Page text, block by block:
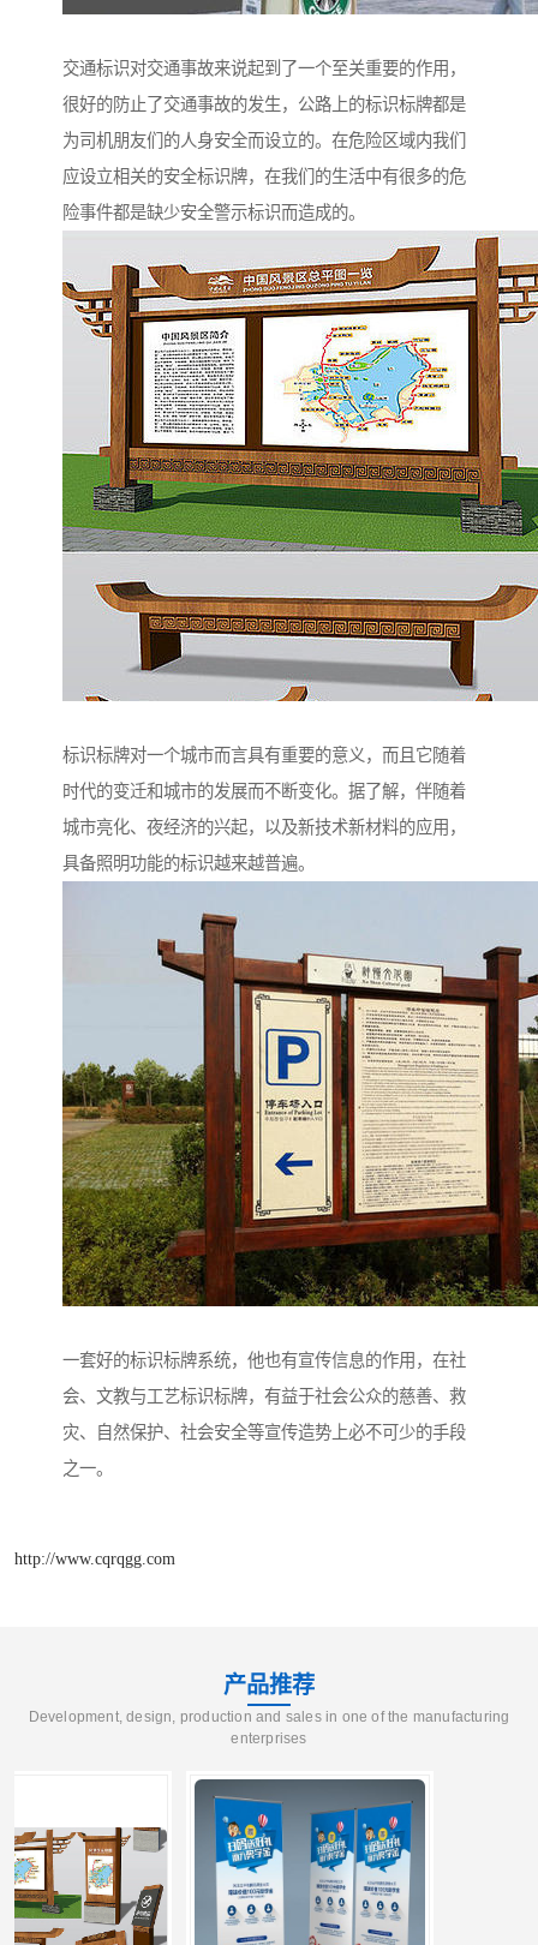
交通标识对交通事故来说起到了一个至关重要的作用，
很好的防止了交通事故的发生，公路上的标识标牌都是
为司机朋友们的人身安全而设立的。在危险区域内我们
应设立相关的安全标识牌，在我们的生活中有很多的危
险事件都是缺少安全警示标识而造成的。
标识标牌对一个城市而言具有重要的意义，而且它随着
时代的变迁和城市的发展而不断变化。据了解，伴随着
城市亮化、夜经济的兴起，以及新技术新材料的应用，
具备照明功能的标识越来越普遍。
一套好的标识标牌系统，他也有宣传信息的作用，在社
会、文教与工艺标识标牌，有益于社会公众的慈善、救
灾、自然保护、社会安全等宣传造势上必不可少的手段
之一。
http://www.cqrqgg.com
产品推荐
Development, design, production and sales in one of the manufacturing
enterprises